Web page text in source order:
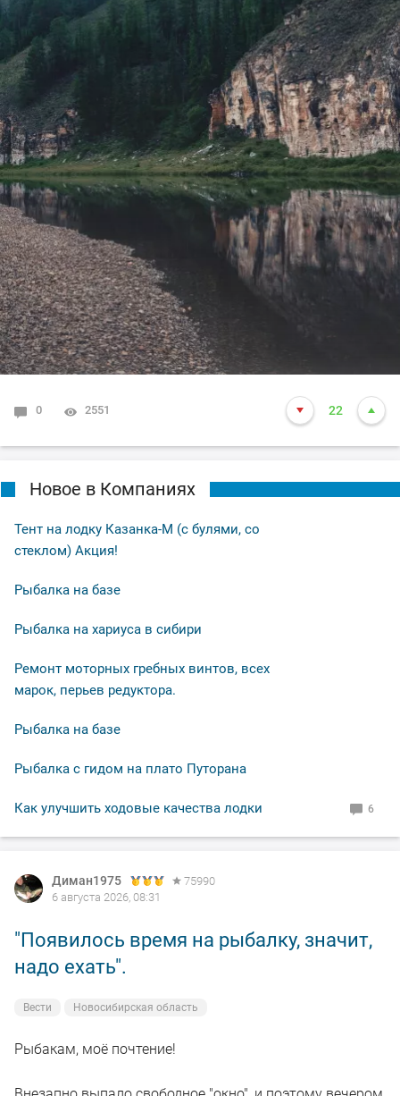
0 2551 22
Новое в Компаниях
Тент на лодку Казанка-М (с булями, со
стеклом) Акция!
Рыбалка на базе
Рыбалка на хариуса в сибири
Ремонт моторных гребных винтов, всех
марок, перьев редуктора.
Рыбалка на базе
Рыбалка с гидом на плато Путорана
Как улучшить ходовые качества лодки 6
Диман1975
75990
6 августа 2026, 08:31
"Появилось время на рыбалку, значит,
надо ехать".
Вести Новосибирская область
Рыбакам, моё почтение!